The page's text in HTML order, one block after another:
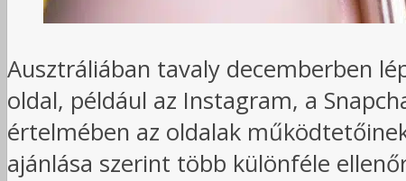
Ausztráliában tavaly decemberben
oldal, például az Instagram, a
értelmében az oldalak
ajánlása szerint több különféle